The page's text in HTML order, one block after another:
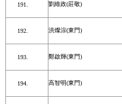
劉維政(莊敬)
洪燦淙(東門)
鄭啟輝(東門)
高智明(東門)